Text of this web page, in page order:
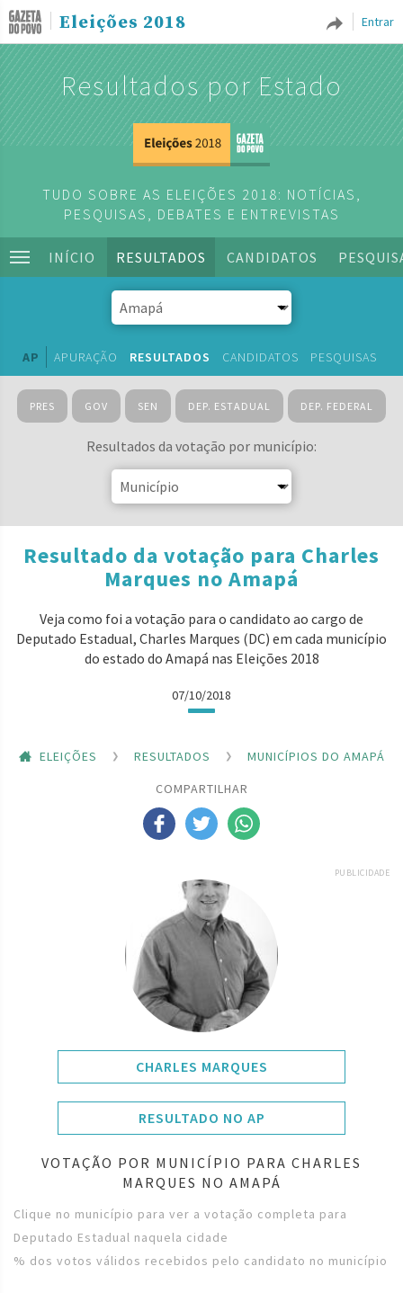
Entrar
Eleições 2018
Resultados por Estado
TUDO SOBRE AS ELEIÇÕES 2018: NOTÍCIAS,
PESQUISAS, DEBATES E ENTREVISTAS
INÍCIO RESULTADOS CANDIDATOS
AP APURAÇÃO RESULTADOS CANDIDATOS PESQUISAS
PRES GOV SEN DEP. ESTADUAL DEP. FEDERAL
Resultados da votação por município:
Resultado da votação para Charles
Marques no Amapá
Veja como foi a votação para o candidato ao cargo de
Deputado Estadual, Charles Marques (DC) em cada município
do estado do Amapá nas Eleições 2018
07/10/2018
ELEIÇÕES RESULTADOS
MUNICÍPIOS DO AMAPÁ
COMPARTILHAR
PUBLICIDADE
CHARLES MARQUES
RESULTADO NO AP
VOTAÇÃO POR MUNICÍPIO PARA CHARLES
MARQUES NO AMAPÁ
Clique no município para ver a votação completa para
Deputado Estadual naquela cidade
% dos votos válidos recebidos pelo candidato no município